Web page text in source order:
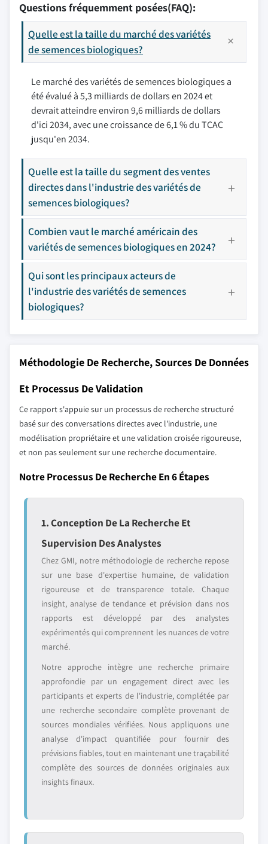
Questions fréquemment posées(FAQ):
Quelle est la taille du marché des variétés
de semences biologiques?
Le marché des variétés de semences biologiques a
été évalué à 5,3 milliards de dollars en 2024 et
devrait atteindre environ 9,6 milliards de dollars
d'ici 2034, avec une croissance de 6,1 % du TCAC
jusqu'en 2034.
Quelle est la taille du segment des ventes
directes dans l'industrie des variétés de
semences biologiques?
Combien vaut le marché américain des
variétés de semences biologiques en 2024?
Qui sont les principaux acteurs de
l'industrie des variétés de semences
biologiques?
Méthodologie De Recherche, Sources De Données
Et Processus De Validation
Ce rapport s'appuie sur un processus de recherche structuré
basé sur des conversations directes avec l'industrie, une
modélisation propriétaire et une validation croisée rigoureuse,
et non pas seulement sur une recherche documentaire.
Notre Processus De Recherche En 6 Étapes
1. Conception De La Recherche Et
Supervision Des Analystes
Chez GMI, notre méthodologie de recherche repose
sur une base d'expertise humaine, de validation
rigoureuse et de transparence totale. Chaque
insight, analyse de tendance et prévision dans nos
rapports est développé par des analystes
expérimentés qui comprennent les nuances de votre
marché.
Notre approche intègre une recherche primaire
approfondie par un engagement direct avec les
participants et experts de l'industrie, complétée par
une recherche secondaire complète provenant de
sources mondiales vérifiées. Nous appliquons une
analyse d'impact quantifiée pour fournir des
prévisions fiables, tout en maintenant une traçabilité
complète des sources de données originales aux
insights finaux.